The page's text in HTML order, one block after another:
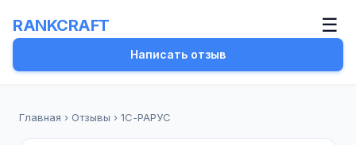
RANKCRAFT ☰
Написать отзыв
Главная › Отзывы › 1С-РАРУС